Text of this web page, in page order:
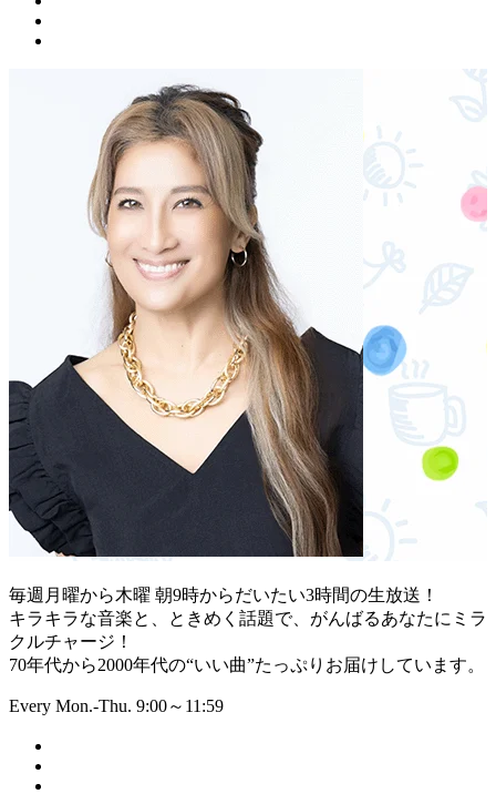
毎週月曜から木曜 朝9時からだいたい3時間の生放送！
キラキラな音楽と、ときめく話題で、がんばるあなたにミラ
クルチャージ！
70年代から2000年代の“いい曲”たっぷりお届けしています。
Every Mon.-Thu. 9:00～11:59